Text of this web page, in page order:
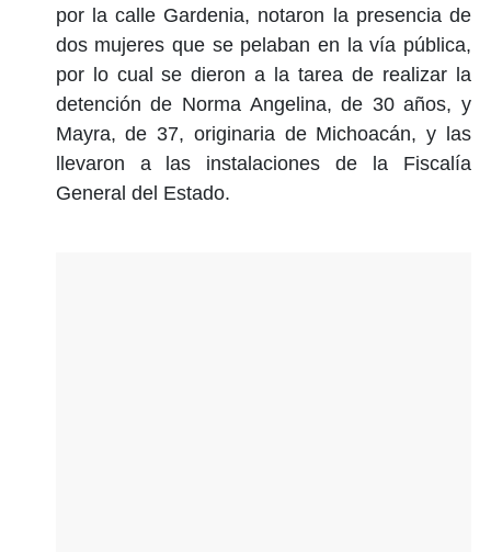
por la calle Gardenia, notaron la presencia de
dos mujeres que se pelaban en la vía pública,
por lo cual se dieron a la tarea de realizar la
detención de Norma Angelina, de 30 años, y
Mayra, de 37, originaria de Michoacán, y las
llevaron a las instalaciones de la Fiscalía
General del Estado.